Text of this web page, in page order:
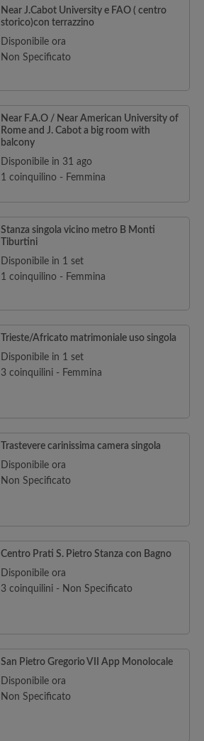
Near J.Cabot University e FAO ( centro
storico)con terrazzino
Disponibile ora
Non Specificato
Near F.A.O / Near American University of
Rome and J. Cabot a big room with
balcony
Disponibile in 31 ago
1 coinquilino - Femmina
Stanza singola vicino metro B Monti
Tiburtini
Disponibile in 1 set
1 coinquilino - Femmina
Trieste/Africato matrimoniale uso singola
Disponibile in 1 set
3 coinquilini - Femmina
Trastevere carinissima camera singola
Disponibile ora
Non Specificato
Centro Prati S. Pietro Stanza con Bagno
Disponibile ora
3 coinquilini - Non Specificato
San Pietro Gregorio VII App Monolocale
Disponibile ora
Non Specificato